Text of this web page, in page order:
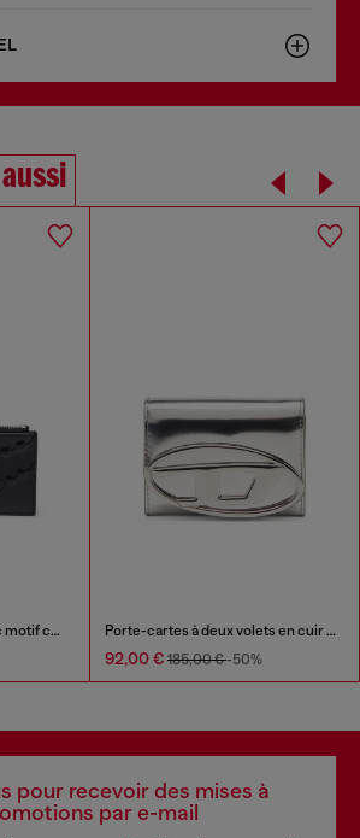
Porte-cartes en cuir avec motif chaîne embossé Porte-cartes à deux volets en cuir effet miroir
92,00 € 185,00 €-50%
pour recevoir des mises à
par e-mail